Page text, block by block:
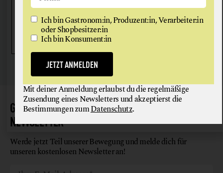
2326 Maria Lanzendorf
GAUMEN HOCH
NEWSLETTER
Werde jetzt Teil unserer Bewegung und melde dich für
unseren kostenlosen Newsletter an!
Ich bin Gastronom:in, Produzent:in, Verarbeiter:in
oder Shopbesitzer:in
Ich bin Konsument:in
JETZT ANMELDEN
Mit deiner Anmeldung erlaubst du die regelmäßige
Zusendung eines Newsletters und akzeptierst die
Bestimmungen zumDatenschutz.